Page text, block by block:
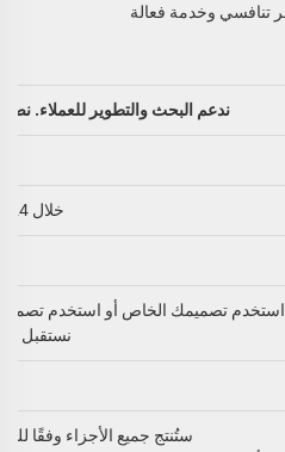
ندعم البحث والتطوير للعملاء.
خلال 24 ساعة
استخدم تصميمك الخاص أو استخدم
نستقبل
ستُنتج جميع الأجزاء وفقًا